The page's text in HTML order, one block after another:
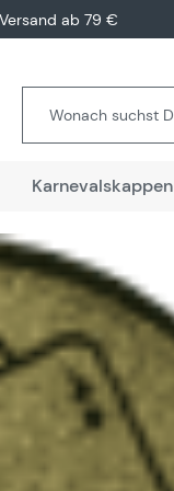
ab 79 €
Karnevalskappen